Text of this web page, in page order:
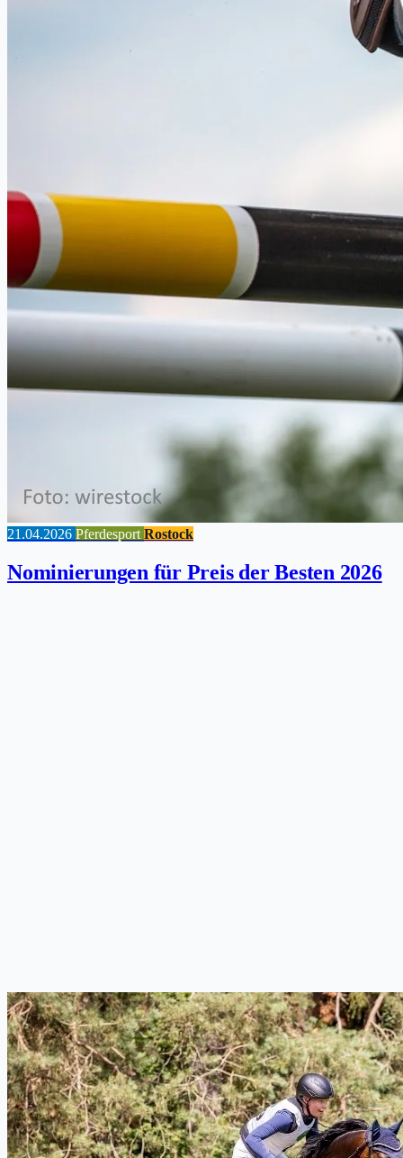
21.04.2026 Pferdesport Rostock
Nominierungen für Preis der Besten 2026